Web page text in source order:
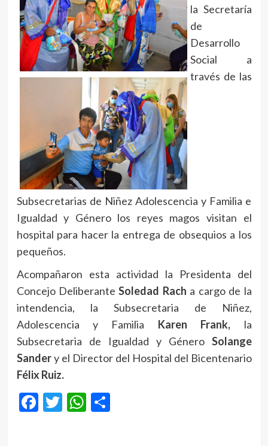
la Secretaría
de
Desarrollo
Social a
través de las
Subsecretarias de Niñez Adolescencia y Familia e
Igualdad y Género los reyes magos visitan el
hospital para hacer la entrega de obsequios a los
pequeños.
Acompañaron esta actividad la Presidenta del
Concejo DeliberanteSoledad Rach a cargo de la
intendencia, la Subsecretaria de Niñez,
Adolescencia y Familia Karen Frank, la
Subsecretaria de Igualdad y Género Solange
Sandery el Director del Hospital del Bicentenario
Félix Ruiz.
Facebook
Twitter
WhatsApp
Compartir